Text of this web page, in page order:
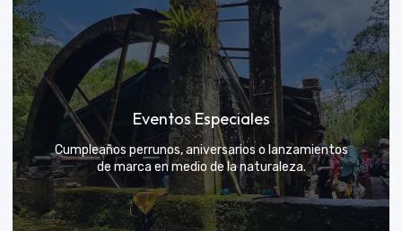
Formación y talleres
Aprende de expertos a ser el mejor guía para tu
propio explorador
VER MÁS
Eventos Especiales
Cumpleaños perrunos, aniversarios o lanzamientos
de marca en medio de la naturaleza.